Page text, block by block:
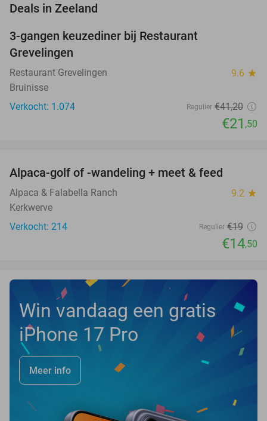
Deals in Zeeland
3-gangen keuzediner bij Restaurant
Grevelingen
Restaurant Grevelingen 9.6 star
Bruinisse
Verkocht: 1.074
Regulier €41,20
€21 ,50
Alpaca-golf of -wandeling + meet & feed
Alpaca & Falabella Ranch 9.2 star
Kerkwerve
Verkocht: 214
Regulier €19
€14,50
Win vandaag een gratis
iPhone 17 Pro
Meer info